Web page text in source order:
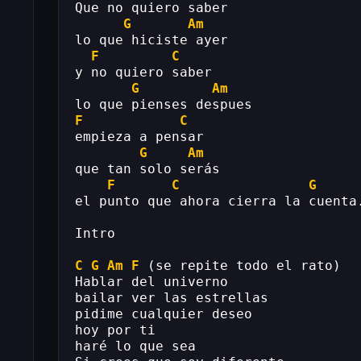
Que no quiero saber
G
Am
lo que hiciste ayer
F
C
y no quiero saber
G
Am
lo que pienses despues
F
C
empieza a pensar
G
Am
que tan solo serás
F
C
G
el punto que ahora cierra la
Intro
C G Am F (se repite todo el rato)
Hablar del univerno
bailar ver las estrellas
pidime cualquier deseo
hoy por ti
haré lo que sea